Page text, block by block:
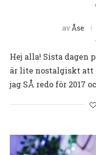
av Åse
Hej alla! Sista dagen
är lite nostalgiskt att
jag SÅ redo för 2017